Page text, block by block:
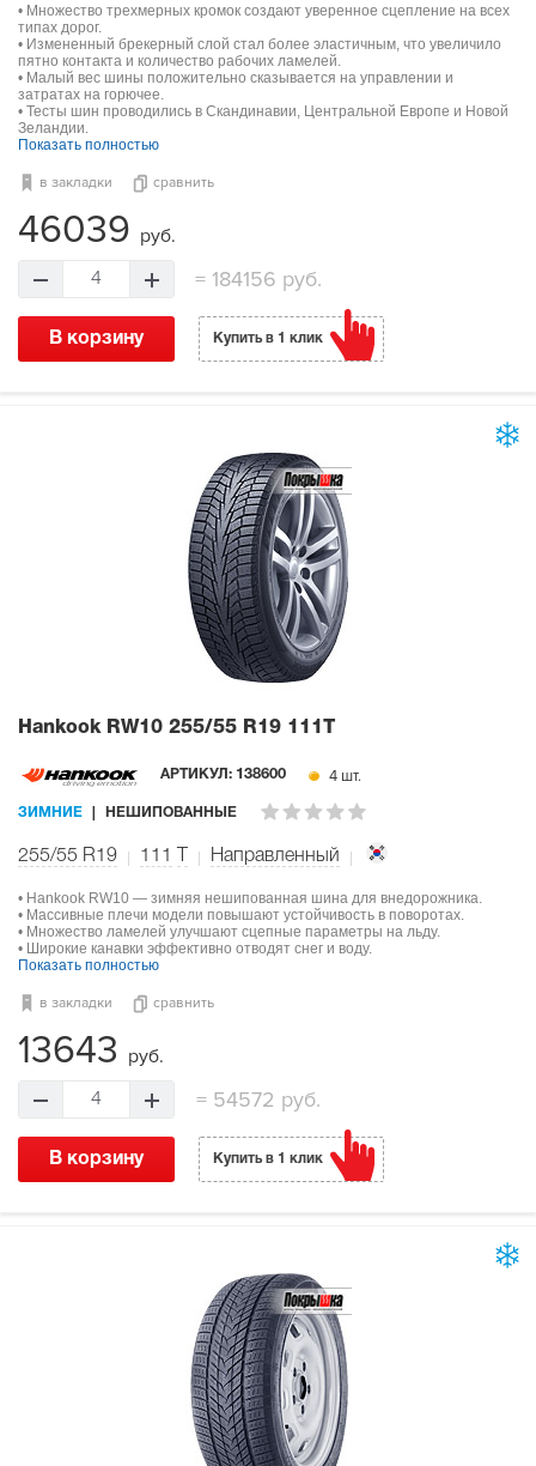
• Множество трехмерных кромок создают уверенное сцепление на всех
типах дорог.
• Измененный брекерный слой стал более эластичным, что увеличило
пятно контакта и количество рабочих ламелей.
• Малый вес шины положительно сказывается на управлении и
затратах на горючее.
• Тесты шин проводились в Скандинавии, Центральной Европе и Новой
Зеландии.
Показать полностью
в закладки сравнить
46039 руб.
4 =184156 руб.
В корзину Купить в 1 клик
Hankook RW10 255/55 R19 111T
АРТИКУЛ: 138600 4 шт.
ЗИМНИЕ НЕШИПОВАННЫЕ
255/55 R19 111 Направленный
• Hankook RW10 — зимняя нешипованная шина для внедорожника.
• Массивные плечи модели повышают устойчивость в поворотах.
• Множество ламелей улучшают сцепные параметры на льду.
• Широкие канавки эффективно отводят снег и воду.
Показать полностью
в закладки сравнить
13643 руб.
4 =54572 руб.
В корзину Купить в 1 клик